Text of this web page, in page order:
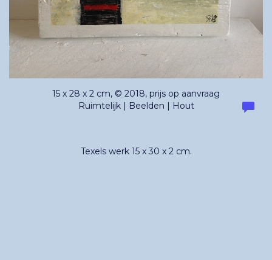
15 x 28 x 2 cm, © 2018, prijs op aanvraag
Ruimtelijk | Beelden | Hout
Texels werk 15 x 30 x 2 cm.